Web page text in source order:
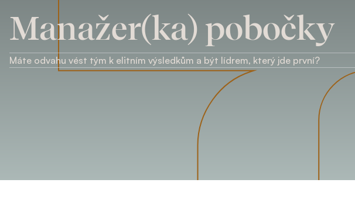
Manažer(ka) pobočky
Máte odvahu vést tým k elitním výsledkům a být lídrem, který jde první?